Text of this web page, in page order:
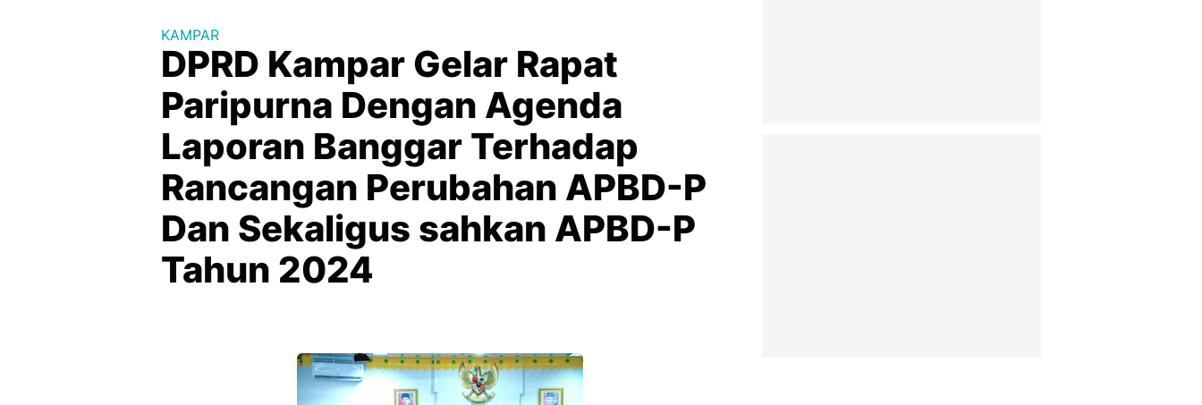
KAMPAR
DPRD Kampar Gelar Rapat
Paripurna Dengan Agenda
Laporan Banggar Terhadap
Rancangan Perubahan APBD-P
Dan Sekaligus sahkan APBD-P
Tahun 2024